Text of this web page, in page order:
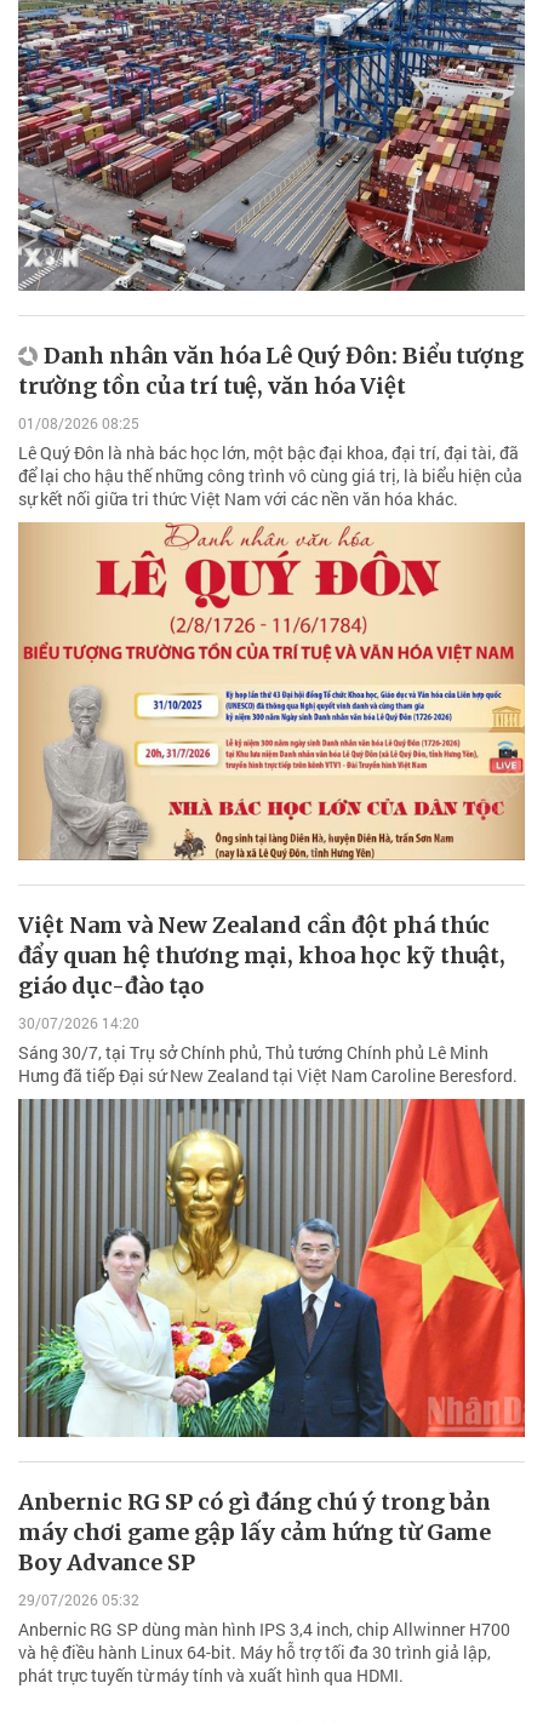
Danh nhân văn hóa Lê Quý Đôn: Biểu tượng
trường tồn của trí tuệ, văn hóa Việt
01/08/2026 08:25
Lê Quý Đôn là nhà bác học lớn, một bậc đại khoa, đại trí, đại tài, đã
để lại cho hậu thế những công trình vô cùng giá trị, là biểu hiện của
sự kết nối giữa tri thức Việt Nam với các nền văn hóa khác.
Việt Nam và New Zealand cần đột phá thúc
đẩy quan hệ thương mại, khoa học kỹ thuật,
giáo dục-đào tạo
30/07/2026 14:20
Sáng 30/7, tại Trụ sở Chính phủ, Thủ tướng Chính phủ Lê Minh
Hưng đã tiếp Đại sứ New Zealand tại Việt Nam Caroline Beresford.
Anbernic RG SP có gì đáng chú ý trong bản
máy chơi game gập lấy cảm hứng từ Game
Boy Advance SP
29/07/2026 05:32
Anbernic RG SP dùng màn hình IPS 3,4 inch, chip Allwinner H700
và hệ điều hành Linux 64-bit. Máy hỗ trợ tối đa 30 trình giả lập,
phát trực tuyến từ máy tính và xuất hình qua HDMI.